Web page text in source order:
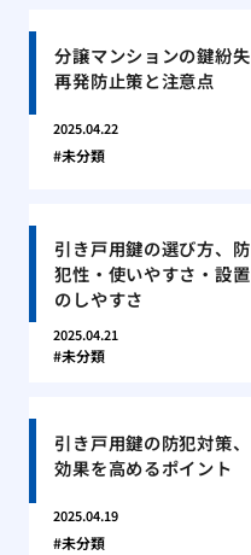
分譲マンションの鍵紛失
再発防止策と注意点
2025.04.22
未分類
引き戸用鍵の選び方、防
犯性・使いやすさ・設置
のしやすさ
2025.04.21
未分類
引き戸用鍵の防犯対策、
効果を高めるポイント
2025.04.19
未分類